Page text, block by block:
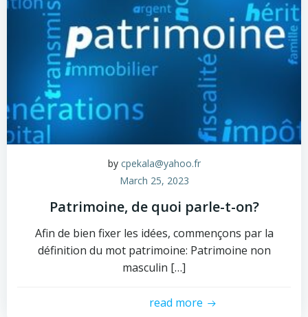
by cpekala@yahoo.fr
March 25, 2023
Patrimoine, de quoi parle-t-on?
Afin de bien fixer les idées, commençons par la
définition du mot patrimoine: Patrimoine non
masculin […]
read more